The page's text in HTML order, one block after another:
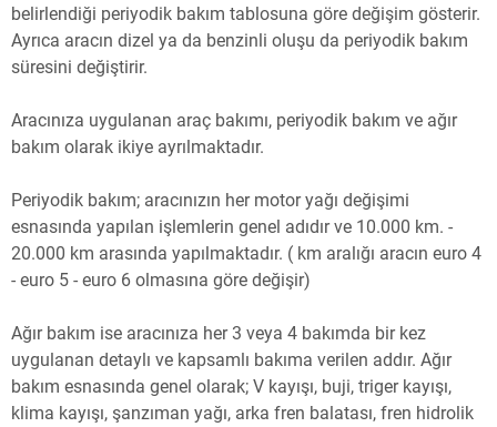
belirlendiği periyodik bakım tablosuna göre değişim gösterir.
Ayrıca aracın dizel ya da benzinli oluşu da periyodik bakım
süresini değiştirir.
Aracınıza uygulanan araç bakımı, periyodik bakım ve ağır
bakım olarak ikiye ayrılmaktadır.
Periyodik bakım; aracınızın her motor yağı değişimi
esnasında yapılan işlemlerin genel adıdır ve 10.000 km. -
20.000 km arasında yapılmaktadır. ( km aralığı aracın euro 4
- euro 5 - euro 6 olmasına göre değişir)
Ağır bakım ise aracınıza her 3 veya 4 bakımda bir kez
uygulanan detaylı ve kapsamlı bakıma verilen addır. Ağır
bakım esnasında genel olarak; V kayışı, buji, triger kayışı,
klima kayışı, şanzıman yağı, arka fren balatası, fren hidrolik